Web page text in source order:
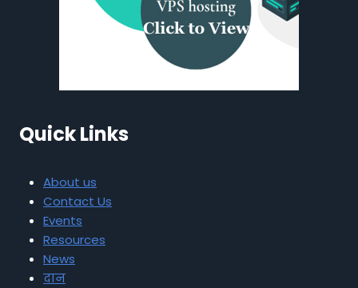
Quick Links
About us
Contact Us
Events
Resources
News
दान